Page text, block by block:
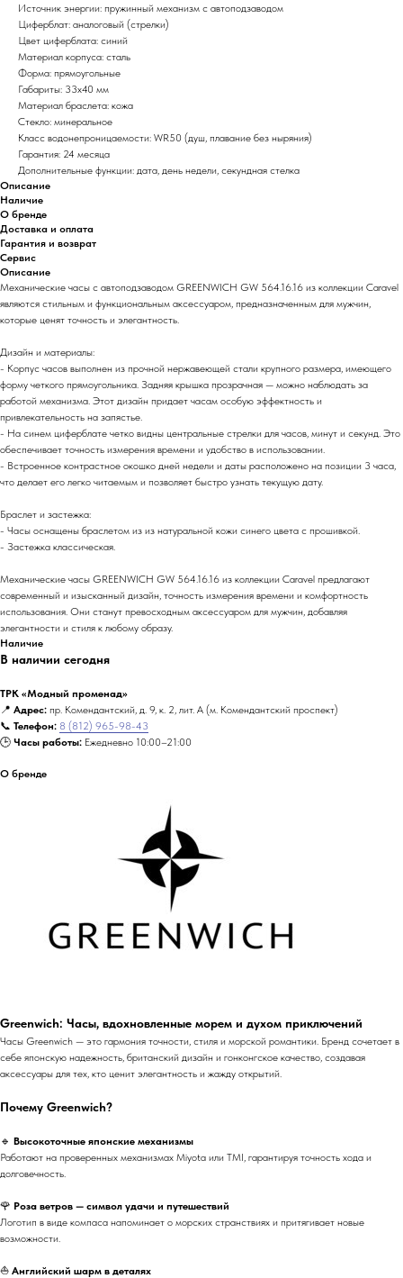
Источник энергии: пружинный механизм с автоподзаводом
Циферблат: аналоговый (стрелки)
Цвет циферблата: синий
Материал корпуса: сталь
Форма: прямоугольные
Габариты: 33х40 мм
Материал браслета: кожа
Стекло: минеральное
Класс водонепроницаемости: WR50 (душ, плавание без ныряния)
Гарантия: 24 месяца
Дополнительные функции: дата, день недели, секундная стелка
Описание
Наличие
О бренде
Доставка и оплата
Гарантия и возврат
Сервис
Описание
Механические часы с автоподзаводом GREENWICH GW 564.16.16 из коллекции Caravel
являются стильным и функциональным аксессуаром, предназначенным для мужчин,
которые ценят точность и элегантность.
Дизайн и материалы:
- Корпус часов выполнен из прочной нержавеющей стали крупного размера, имеющего
форму четкого прямоугольника. Задняя крышка прозрачная — можно наблюдать за
работой механизма. Этот дизайн придает часам особую эффектность и
привлекательность на запястье.
- На синем циферблате четко видны центральные стрелки для часов, минут и секунд. Это
обеспечивает точность измерения времени и удобство в использовании.
- Встроенное контрастное окошко дней недели и даты расположено на позиции 3 часа,
что делает его легко читаемым и позволяет быстро узнать текущую дату.
Браслет и застежка:
- Часы оснащены браслетом из из натуральной кожи синего цвета с прошивкой.
- Застежка классическая.
Механические часы GREENWICH GW 564.16.16 из коллекции Caravel предлагают
современный и изысканный дизайн, точность измерения времени и комфортность
использования. Они станут превосходным аксессуаром для мужчин, добавляя
элегантности и стиля к любому образу.
Наличие
В наличии сегодня
ТРК «Модный променад»
📍 Адрес: пр. Комендантский, д. 9, к. 2, лит. А (м. Комендантский проспект)
📞 Телефон: 8 (812) 965-98-43
🕒 Часы работы: Ежедневно 10:00–21:00
О бренде
Greenwich: Часы, вдохновленные морем и духом приключений
Часы Greenwich — это гармония точности, стиля и морской романтики. Бренд сочетает в
себе японскую надежность, британский дизайн и гонконгское качество, создавая
аксессуары для тех, кто ценит элегантность и жажду открытий.
Почему Greenwich?
🔹 Высокоточные японские механизмы
Работают на проверенных механизмах Miyota или TMI, гарантируя точность хода и
долговечность.
🌹 Роза ветров — символ удачи и путешествий
Логотип в виде компаса напоминает о морских странствиях и притягивает новые
возможности.
⛵ Английский шарм в деталях